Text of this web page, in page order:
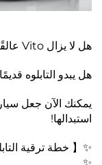
هل لا يزال Vito عالقًا في حقبة "القديم جدًا"؟
هل يبدو التابلوه
يمكنك الآن جعل
استبدالها!
✨